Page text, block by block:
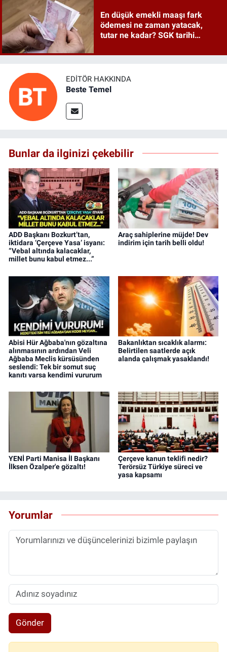
En düşük emekli maaşı fark
ödemesi ne zaman yatacak,
tutar ne kadar? SGK tarihi
EDITÖR HAKKINDA
Beste Temel
Bunlar da ilginizi çekebilir
ADD Başkanı Bozkurt’tan,
iktidara ‘Çerçeve Yasa’ isyanı:
“Vebal altında kalacaklar,
millet bunu kabul etmez...”
Araç sahiplerine müjde! Dev
indirim için tarih belli oldu!
Abisi Hür Ağbaba'nın gözaltına
alınmasının ardından Veli
Ağbaba Meclis kürsüsünden
seslendi: Tek bir somut suç
kanıtı varsa kendimi vururum
Bakanlıktan sıcaklık alarmı:
Belirtilen saatlerde açık
alanda çalışmak yasaklandı!
YENİ Parti Manisa İl Başkanı
İlksen Özalper'e gözaltı!
Çerçeve kanun teklifi nedir?
Terörsüz Türkiye süreci ve
yasa kapsamı
Yorumlar
Gönder